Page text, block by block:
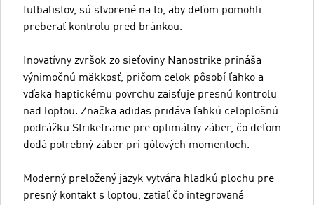
futbalistov, sú stvorené na to, aby deťom pomohli
preberať kontrolu pred bránkou.
Inovatívny zvršok zo sieťoviny Nanostrike prináša
výnimočnú mäkkosť, pričom celok pôsobí ľahko a
vďaka haptickému povrchu zaisťuje presnú kontrolu
nad loptou. Značka adidas pridáva ľahkú celoplošnú
podrážku Strikeframe pre optimálny záber, čo deťom
dodá potrebný záber pri gólových momentoch.
Moderný preložený jazyk vytvára hladkú plochu pre
presný kontakt s loptou, zatiaľ čo integrovaná